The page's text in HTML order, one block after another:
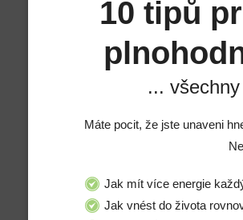
10 tipů
...
Máte pocit, že jste unaveni
Jak mít více energie
Jak vnést do života